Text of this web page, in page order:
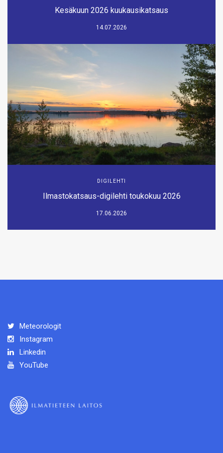
Kesäkuun 2026 kuukausikatsaus
14.07.2026
DIGILEHTI
Ilmastokatsaus-digilehti toukokuu 2026
17.06.2026
Meteorologit
Instagram
Linkedin
YouTube